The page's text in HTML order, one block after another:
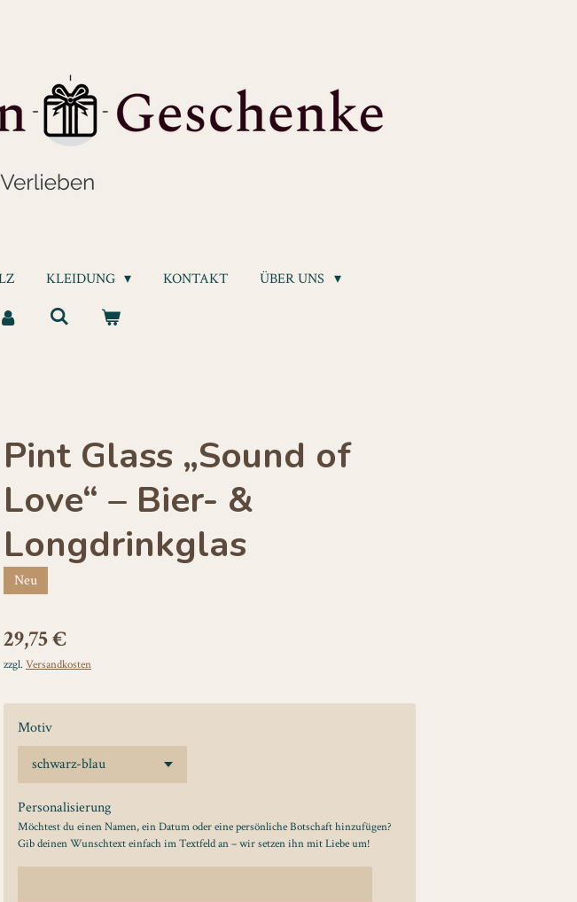
KLEIDUNG KONTAKT ÜBER UNS
Pint Glass „Sound of
Love“ – Bier- &
Longdrinkglas
Neu
29,75 €
zzgl.Versandkosten
Motiv
Personalisierung
Möchtest du einen Namen, ein Datum oder eine persönliche Botschaft hinzufügen?
Gib deinen Wunschtext einfach im Textfeld an – wir setzen ihn mit Liebe um!